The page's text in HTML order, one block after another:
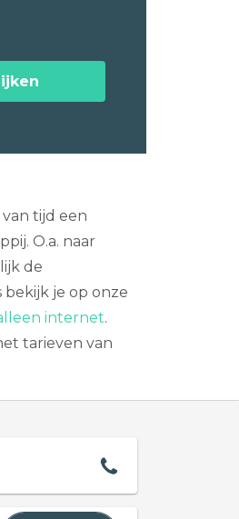
tijd een
O.a. naar
de
bekijk je op onze
internet.
tarieven van